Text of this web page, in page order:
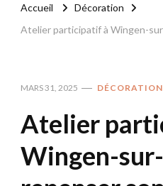
Accueil
Décoration
Atelier participatif à Wingen-
MARS 31, 2025 DÉCORATION
Atelier
Wingen-